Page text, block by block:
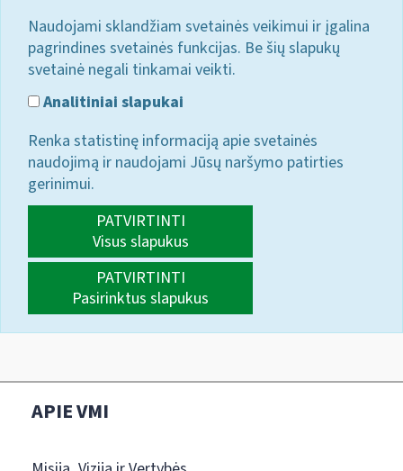
Naudojami sklandžiam svetainės veikimui ir įgalina
pagrindines svetainės funkcijas. Be šių slapukų
svetainė negali tinkamai veikti.
Analitiniai slapukai
Renka statistinę informaciją apie svetainės
naudojimą ir naudojami Jūsų naršymo patirties
gerinimui.
PATVIRTINTI
Visus slapukus
PATVIRTINTI
Pasirinktus slapukus
APIE VMI